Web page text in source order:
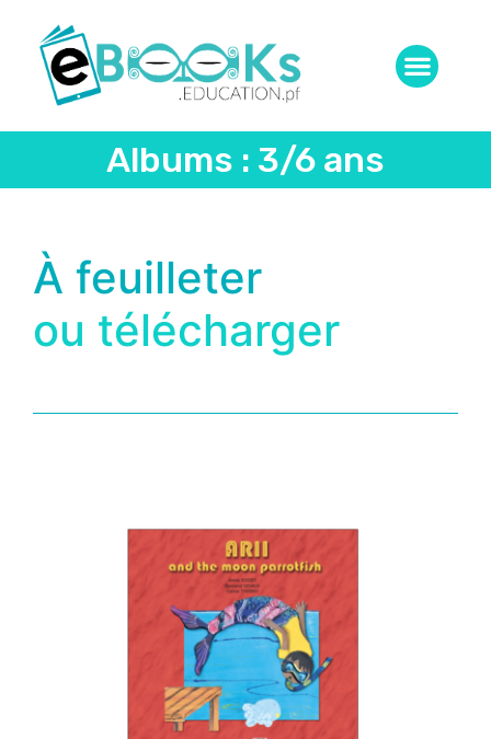
Albums : 3/6 ans
À feuilleter
ou télécharger